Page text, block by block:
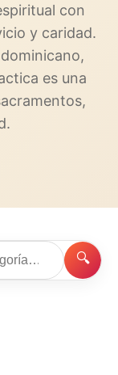
con
y caridad.
es una
🔍